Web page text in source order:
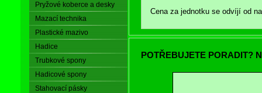
Pryžové koberce a desky
Mazací technika
Plastické mazivo
Hadice
Trubkové spony
Hadicové spony
Stahovací pásky
Cena za jednotku se odvíjí od
POTŘEBUJETE PORADIT?